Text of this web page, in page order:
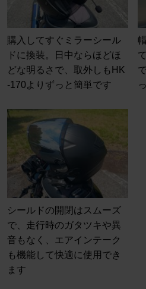
購入してすぐミラーシール
ドに換装。日中ならほどほ
どな明るさで、取外しもHK
-170よりずっと簡単です
シールドの開閉はスムーズ
で、走行時のガタツキや異
音もなく、エアインテーク
も機能して快適に使用でき
ます